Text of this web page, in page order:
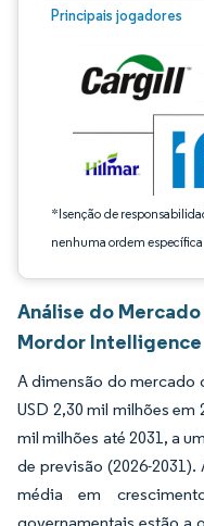
Principais jogadores
*Isenção de
nenhuma ordem específica
Imagem © Mordor
Análise do
Mordor Intelligence
A dimensão do mercado
USD 2,30 mil milhões em
mil milhões até 2031, a
de previsão (2026-2031).
média em